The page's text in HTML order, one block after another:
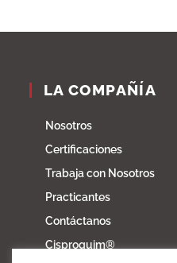
LA COMPAÑÍA
Nosotros
Certificaciones
Trabaja con Nosotros
Practicantes
Contáctanos
Cisproquim®